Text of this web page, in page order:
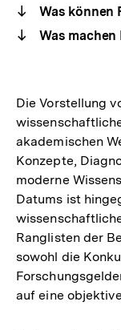
Was können
Was machen
Die Vorstellung
akademischen
Konzepte,
moderne
Datums ist
Ranglisten der
sowohl die
auf eine